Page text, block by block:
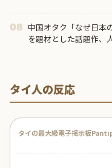
08 中国オタク「なぜ日本
を題材とした話題作、
タイ人の反応
タイの最大級電子掲示板